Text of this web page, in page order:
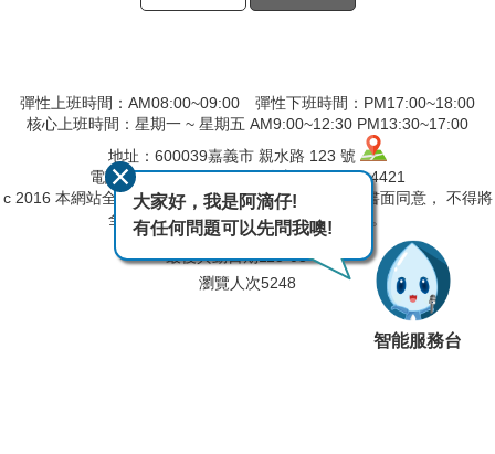
彈性上班時間：AM08:00~09:00 彈性下班時間：PM17:00~18:00
核心上班時間：星期一 ~ 星期五 AM9:00~12:30 PM13:30~17:00
地址：600039嘉義市 親水路 123 號
電話：(05)230-4406 傳真：(05)230-4421
c 2016 本網站全部圖文版權係屬本局所有，非經正式書面同意， 不得將
全部或部分內容，轉載於任何形式媒體。
最後異動日期115-08-07
瀏覽人次5248
大家好，我是阿滴仔!
有任何問題可以先問我噢!
智能服務台